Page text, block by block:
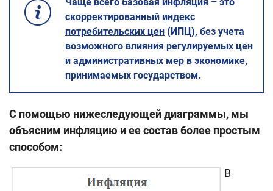
скорректированный индекс
потребительских цен (ИПЦ), без учета
возможного влияния регулируемых цен
и административных мер в экономике,
принимаемых государством.
С помощью нижеследующей диаграммы, мы
объясним инфляцию и ее состав более простым
способом:
В